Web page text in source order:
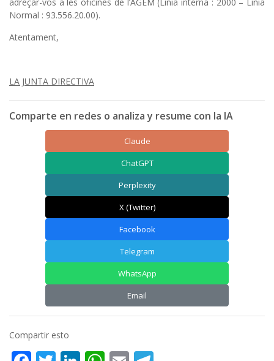
Normal : 93.556.20.00).
Atentament,
LA JUNTA DIRECTIVA
Comparte en redes o analiza y resume con la IA
Claude
ChatGPT
Perplexity
X (Twitter)
Facebook
Telegram
WhatsApp
Email
Compartir esto